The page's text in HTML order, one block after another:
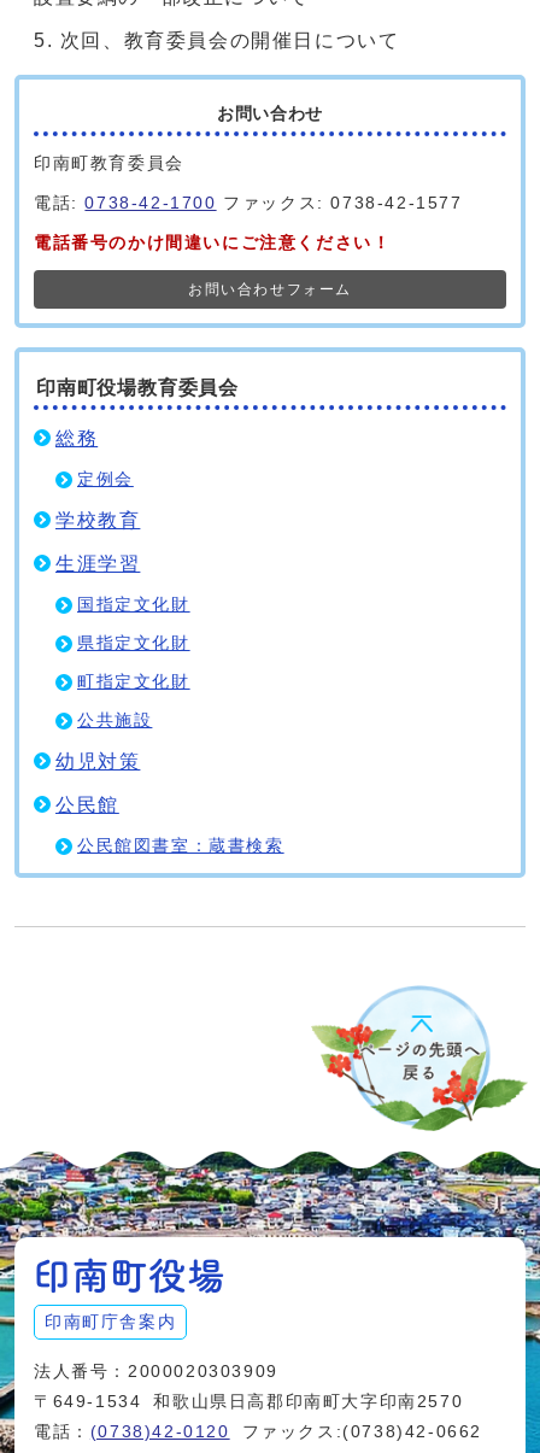
次回、教育委員会の開催日について
お問い合わせ
印南町教育委員会
電話:0738-42-1700 ファックス: 0738-42-1577
電話番号のかけ間違いにご注意ください！
お問い合わせフォーム
印南町役場教育委員会
総務
定例会
学校教育
生涯学習
国指定文化財
県指定文化財
町指定文化財
公共施設
幼児対策
公民館
公民館図書室：蔵書検索
印南町庁舎案内
法人番号：2000020303909
〒649-1534
和歌山県日高郡印南町大字印南2570
電話： (0738)42-0120
ファックス:(0738)42-0662